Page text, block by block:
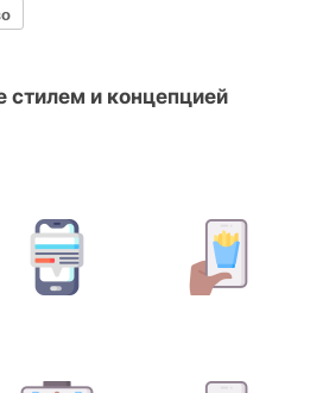
стилем и концепцией